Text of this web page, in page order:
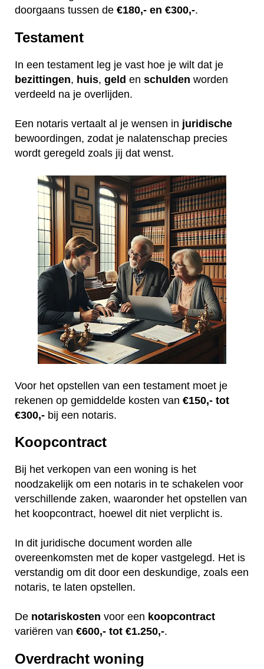
doorgaans tussen de €180,- en €300,-.
Testament
In een testament leg je vast hoe je wilt dat je
bezittingen, huis, geld en schulden worden
verdeeld na je overlijden.
Een notaris vertaalt al je wensen in juridische
bewoordingen, zodat je nalatenschap precies
wordt geregeld zoals jij dat wenst.
Voor het opstellen van een testament moet je
rekenen op gemiddelde kosten van €150,- tot
€300,- bij een notaris.
Koopcontract
Bij het verkopen van een woning is het
noodzakelijk om een notaris in te schakelen voor
verschillende zaken, waaronder het opstellen van
het koopcontract, hoewel dit niet verplicht is.
In dit juridische document worden alle
overeenkomsten met de koper vastgelegd. Het is
verstandig om dit door een deskundige, zoals een
notaris, te laten opstellen.
De notariskosten voor een koopcontract
variëren van €600,- tot €1.250,-.
Overdracht woning